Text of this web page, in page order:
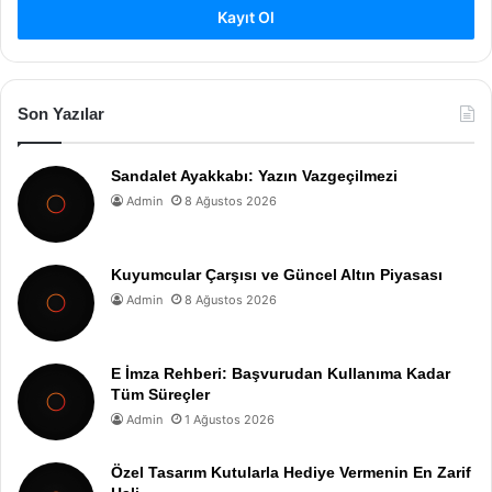
Kayıt Ol
Son Yazılar
Sandalet Ayakkabı: Yazın Vazgeçilmezi
Admin 8 Ağustos 2026
Kuyumcular Çarşısı ve Güncel Altın Piyasası
Admin 8 Ağustos 2026
E İmza Rehberi: Başvurudan Kullanıma Kadar
Tüm Süreçler
Admin 1 Ağustos 2026
Özel Tasarım Kutularla Hediye Vermenin En Zarif